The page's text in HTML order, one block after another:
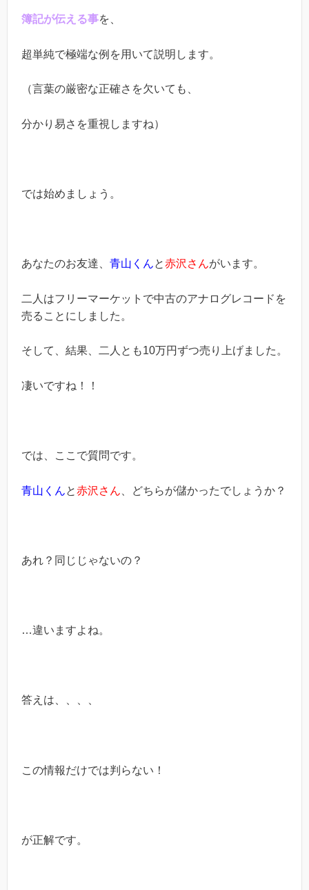
簿記が伝える事を、
超単純で極端な例を用いて説明します。
（言葉の厳密な正確さを欠いても、
分かり易さを重視しますね）
では始めましょう。
あなたのお友達、 青山くんと赤沢さんがいます。
二人はフリーマーケットで中古のアナログレコードを
売ることにしました。
そして、結果、二人とも10万円ずつ売り上げました。
凄いですね！！
では、ここで質問です。
青山くんと赤沢さん 、どちらが儲かったでしょうか？
あれ？同じじゃないの？
…違いますよね。
答えは、、、、
この情報だけでは判らない！
が正解です。